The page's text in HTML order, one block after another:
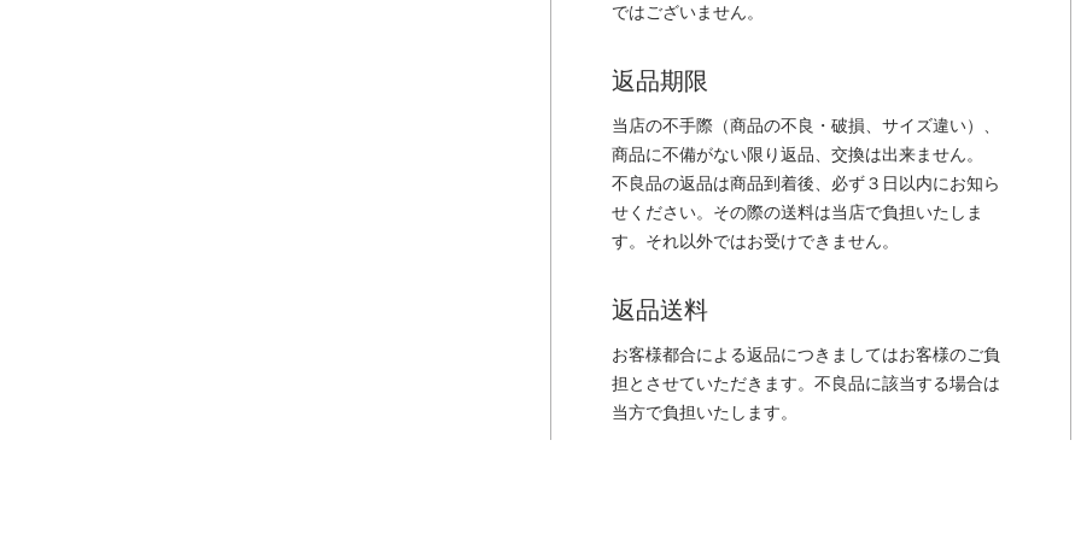
ではございません。
返品期限
当店の不手際（商品の不良・破損、サイズ違い）、
商品に不備がない限り返品、交換は出来ません。
不良品の返品は商品到着後、必ず３日以内にお知ら
せください。その際の送料は当店で負担いたしま
す。それ以外ではお受けできません。
返品送料
お客様都合による返品につきましてはお客様のご負
担とさせていただきます。不良品に該当する場合は
当方で負担いたします。